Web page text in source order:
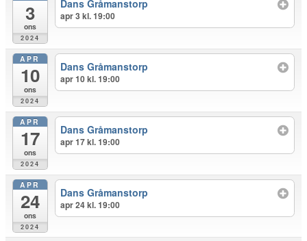
3
ons
2024
Dans Gråmanstorp
apr 3 kl. 19:00
APR
10
ons
2024
Dans Gråmanstorp
apr 10 kl. 19:00
APR
17
ons
2024
Dans Gråmanstorp
apr 17 kl. 19:00
APR
24
ons
2024
Dans Gråmanstorp
apr 24 kl. 19:00